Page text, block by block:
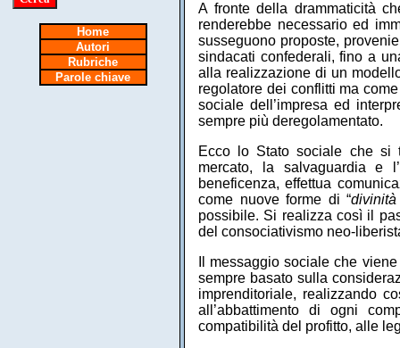
Home
Autori
Rubriche
Parole chiave
A fronte della drammaticità
renderebbe necessario ed
susseguono proposte,
sindacati confederali, fino a
alla realizzazione di un
regolatore dei conflitti ma
sociale dell’impresa ed
sempre più deregolamentato.
Ecco lo Stato sociale che si
mercato, la salvaguardia e
beneficenza, effettua
come nuove forme di “
possibile. Si realizza così il
del consociativismo neo-
Il messaggio sociale che
sempre basato sulla
imprenditoriale, realizzando
all’abbattimento di ogni
compatibilità del profitto, alle